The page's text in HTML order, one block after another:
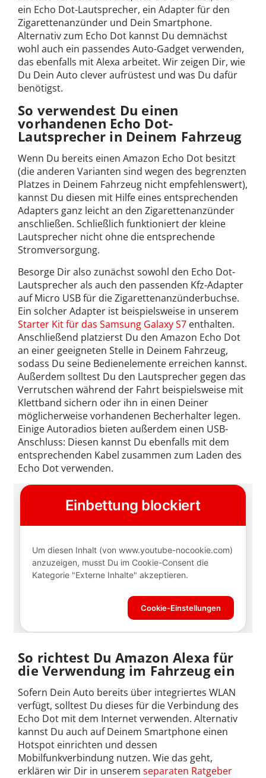
ein Echo Dot-Lautsprecher, ein Adapter für den
Zigarettenanzünder und Dein Smartphone.
Alternativ zum Echo Dot kannst Du demnächst
wohl auch ein passendes Auto-Gadget verwenden,
das ebenfalls mit Alexa arbeitet. Wir zeigen Dir, wie
Du Dein Auto clever aufrüstest und was Du dafür
benötigst.
So verwendest Du einen
vorhandenen Echo Dot-
Lautsprecher in Deinem Fahrzeug
Wenn Du bereits einen Amazon Echo Dot besitzt
(die anderen Varianten sind wegen des begrenzten
Platzes in Deinem Fahrzeug nicht empfehlenswert),
kannst Du diesen mit Hilfe eines entsprechenden
Adapters ganz leicht an den Zigarettenanzünder
anschließen. Schließlich funktioniert der kleine
Lautsprecher nicht ohne die entsprechende
Stromversorgung.
Besorge Dir also zunächst sowohl den Echo Dot-
Lautsprecher als auch den passenden Kfz-Adapter
auf Micro USB für die Zigarettenanzünderbuchse.
Ein solcher Adapter ist beispielsweise in unserem
Starter Kit für das Samsung Galaxy S7 enthalten.
Anschließend platzierst Du den Amazon Echo Dot
an einer geeigneten Stelle in Deinem Fahrzeug,
sodass Du seine Bedienelemente erreichen kannst.
Außerdem solltest Du den Lautsprecher gegen das
Verrutschen während der Fahrt beispielsweise mit
Klettband sichern oder ihn in einen Deiner
möglicherweise vorhandenen Becherhalter legen.
Einige Autoradios bieten außerdem einen USB-
Anschluss: Diesen kannst Du ebenfalls mit dem
entsprechenden Kabel zusammen zum Laden des
Echo Dot verwenden.
So richtest Du Amazon Alexa für
die Verwendung im Fahrzeug ein
Sofern Dein Auto bereits über integriertes WLAN
verfügt, solltest Du dieses für die Verbindung des
Echo Dot mit dem Internet verwenden. Alternativ
kannst Du auch auf Deinem Smartphone einen
Hotspot einrichten und dessen
Mobilfunkverbindung nutzen. Wie das geht,
erklären wir Dir in unserem separaten Ratgeber